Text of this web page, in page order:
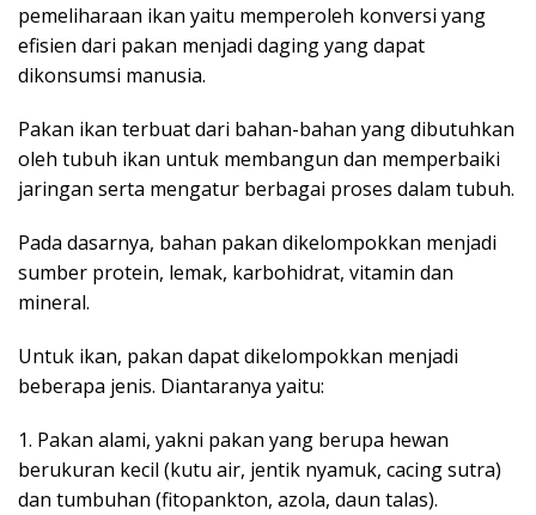
pemeliharaan ikan yaitu memperoleh konversi yang
efisien dari pakan menjadi daging yang dapat
dikonsumsi manusia.
Pakan ikan terbuat dari bahan-bahan yang dibutuhkan
oleh tubuh ikan untuk membangun dan memperbaiki
jaringan serta mengatur berbagai proses dalam tubuh.
Pada dasarnya, bahan pakan dikelompokkan menjadi
sumber protein, lemak, karbohidrat, vitamin dan
mineral.
Untuk ikan, pakan dapat dikelompokkan menjadi
beberapa jenis. Diantaranya yaitu:
1. Pakan alami, yakni pakan yang berupa hewan
berukuran kecil (kutu air, jentik nyamuk, cacing sutra)
dan tumbuhan (fitopankton, azola, daun talas).